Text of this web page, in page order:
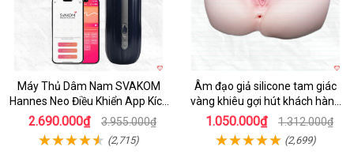
Máy Thủ Dâm Nam SVAKOM
Hannes Neo Điều Khiển App Kích
Thích
2.690.000₫ 3.955.000₫
(2,715)
Âm đạo giả silicone tam giác
vàng khiêu gợi hút khách hàng
nam
1.050.000₫ 1.312.000₫
(2,699)